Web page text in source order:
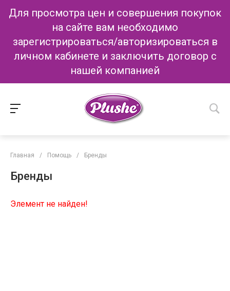
Для просмотра цен и совершения покупок
на сайте вам необходимо
зарегистрироваться/авторизироваться в
личном кабинете и заключить договор с
нашей компанией
Главная / Помощь / Бренды
Бренды
Элемент не найден!